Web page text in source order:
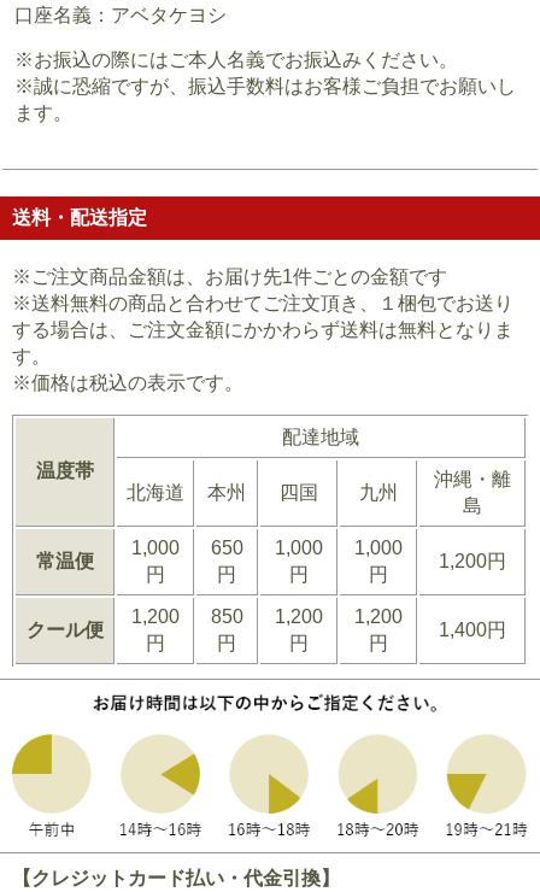
口座名義：アベタケヨシ
※お振込の際にはご本人名義でお振込みください。
※誠に恐縮ですが、振込手数料はお客様ご負担でお願いし
ます。
送料・配送指定
※ご注文商品金額は、お届け先1件ごとの金額です
※送料無料の商品と合わせてご注文頂き、１梱包でお送り
する場合は、ご注文金額にかかわらず送料は無料となりま
す。
※価格は税込の表示です。
温度帯
配達地域
北海道 本州 四国 九州
沖縄・離
島
常温便
1,000
円
650
円
1,000
円
1,000
円
1,200円
クール便
1,200
円
850
円
1,200
円
1,200
円
1,400円
【クレジットカード払い・代金引換】